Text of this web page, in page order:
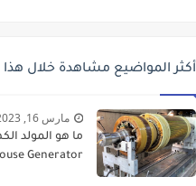
أكثر المواضيع مشاهدة خلال هذا
مارس 16, 2023
ما هو المولد
Generator